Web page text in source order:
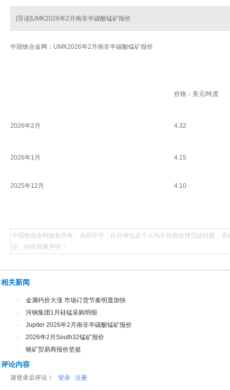
[导读]UMK2026年2月南非半碳酸锰矿报价
中国铁合金网：UMK2026年2月南非半碳酸锰矿报价
价格：美元/吨度
2026年2月 4.32
2026年1月 4.15
2025年12月 4.10
中国铁合金网版权所有，未经许可，任何单位及个人均不得擅自拷贝或转载，
任，特此郑重声明！
相关新闻
·
金属钙价大涨 市场订货节奏明显加快
·
河钢集团1月硅锰采购明细
·
Jupiter 2026年2月南非半碳酸锰矿报价
·
2026年2月South32锰矿报价
·
铬矿贸易商报价坚挺
评论内容
请登录后评论！ 登录 注册